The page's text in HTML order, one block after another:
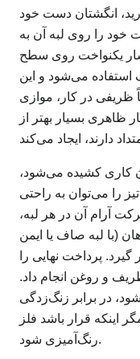
انگشتان دست خود
خود را روی لبه آن به
یکنواخت روی سطح
می‌شود و این
ظریفی در کار، موازی
ظاهری بسیار بهتر از
کاری کشیده می‌شود،
را می‌توان به راحتی
آرام آن در هر لبه،
(با لبه صاف یا ایمن
پرداخت نهایی را
و روغن انجام داد.
در برابر زنگ‌زدگی
اینکه قرار باشد فلز
رنگ‌آمیزی شود.